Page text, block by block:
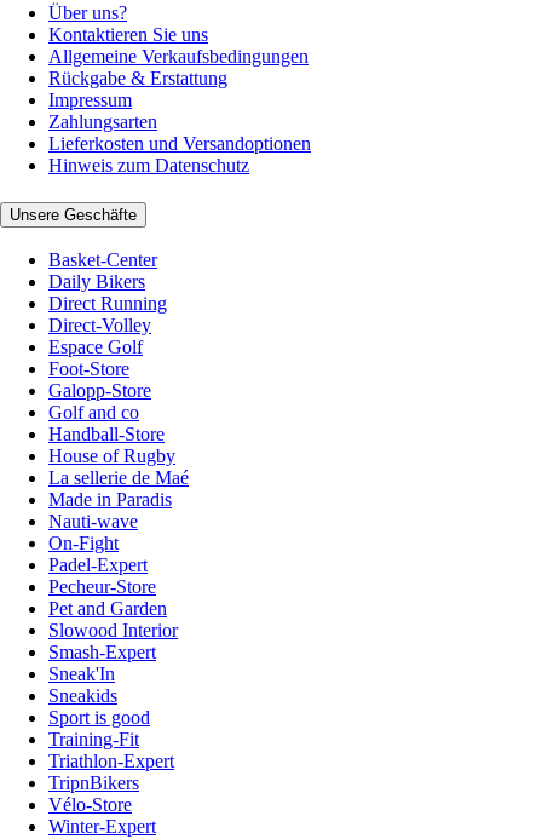
Über uns?
Kontaktieren Sie uns
Allgemeine Verkaufsbedingungen
Rückgabe & Erstattung
Impressum
Zahlungsarten
Lieferkosten und Versandoptionen
Hinweis zum Datenschutz
Unsere Geschäfte
Basket-Center
Daily Bikers
Direct Running
Direct-Volley
Espace Golf
Foot-Store
Galopp-Store
Golf and co
Handball-Store
House of Rugby
La sellerie de Maé
Made in Paradis
Nauti-wave
On-Fight
Padel-Expert
Pecheur-Store
Pet and Garden
Slowood Interior
Smash-Expert
Sneak'In
Sneakids
Sport is good
Training-Fit
Triathlon-Expert
TripnBikers
Vélo-Store
Winter-Expert